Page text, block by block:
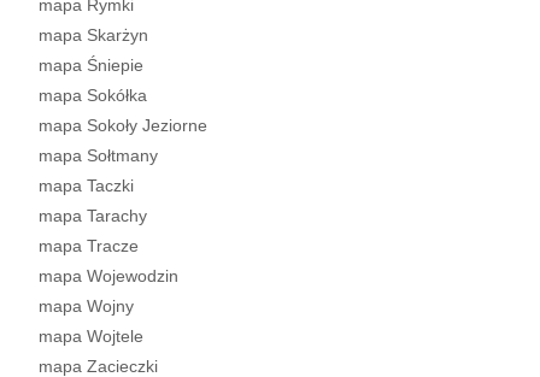
mapa Rymki
mapa Skarżyn
mapa Śniepie
mapa Sokółka
mapa Sokoły Jeziorne
mapa Sołtmany
mapa Taczki
mapa Tarachy
mapa Tracze
mapa Wojewodzin
mapa Wojny
mapa Wojtele
mapa Zacieczki